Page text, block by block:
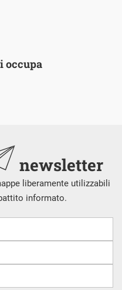
occupa
newsletter
liberamente utilizzabili
informato.